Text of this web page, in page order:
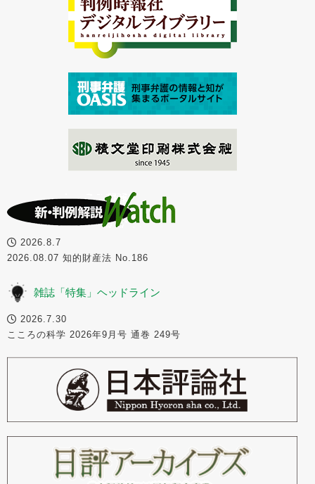
2026.8.7
2026.08.07 知的財産法 No.186
雑誌「特集」ヘッドライン
2026.7.30
こころの科学 2026年9月号 通巻 249号